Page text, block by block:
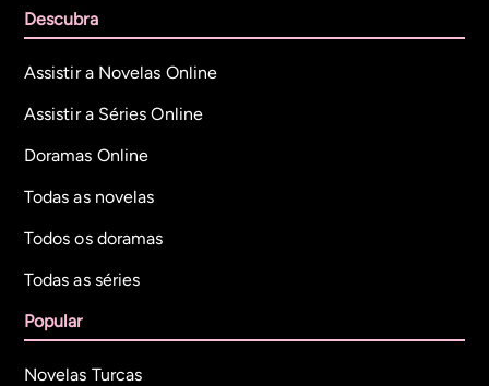
Descubra
Assistir a Novelas Online
Assistir a Séries Online
Doramas Online
Todas as novelas
Todos os doramas
Todas as séries
Popular
Novelas Turcas